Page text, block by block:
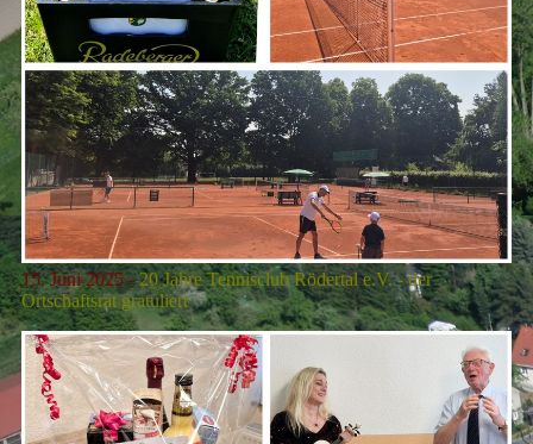
15. Juni2025 -20 Jahre Tennisclub Rödertal e.V. - der
Ortschaftsrat gratuliert